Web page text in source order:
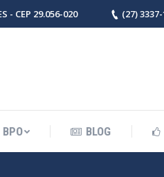
- CEP 29.056-020 (27)
BPO BLOG